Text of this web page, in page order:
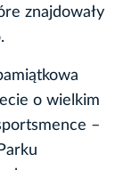
znajdowały
o wielkim
–